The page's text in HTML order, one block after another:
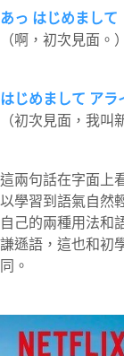
あっ はじめまして
（啊，初次見面。）
はじめまして アラ
（初次見面，我叫
這兩句話在字面上
以學習到語氣自然
自己的兩種用法和
謙遜語，這也和初
同。